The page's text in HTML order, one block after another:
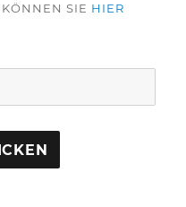
KÖNNEN SIE HIER